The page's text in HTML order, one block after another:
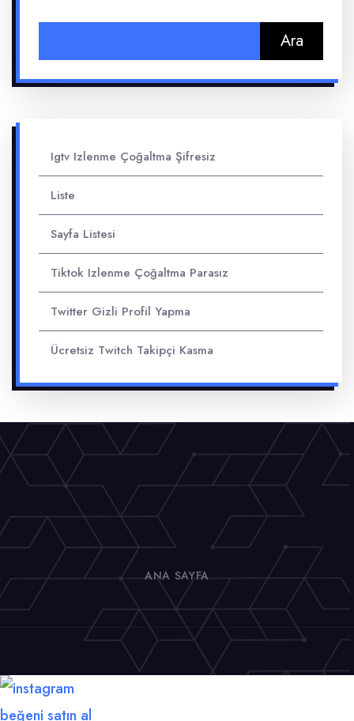
Igtv Izlenme Çoğaltma Şifresiz
Liste
Sayfa Listesi
Tiktok Izlenme Çoğaltma Parasız
Twitter Gizli Profil Yapma
Ücretsiz Twitch Takipçi Kasma
ANA SAYFA